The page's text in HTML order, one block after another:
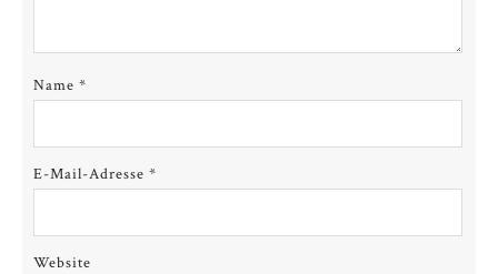
Name *
E-Mail-Adresse *
Website